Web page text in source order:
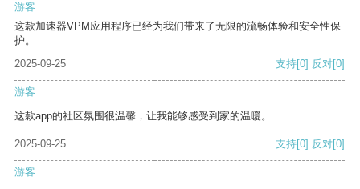
游客
这款加速器VPM应用程序已经为我们带来了无限的流畅体验和安全性保
护。
2025-09-25
支持[0] 反对[0]
游客
这款app的社区氛围很温馨，让我能够感受到家的温暖。
2025-09-25 支持[0] 反对[0]
游客